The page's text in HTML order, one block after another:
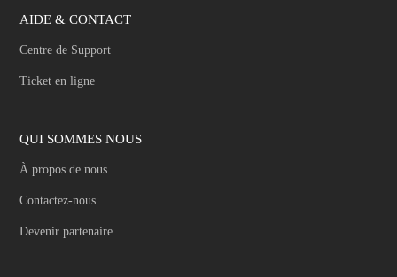
AIDE & CONTACT
Centre de Support
Ticket en ligne
QUI SOMMES NOUS
À propos de nous
Contactez-nous
Devenir partenaire